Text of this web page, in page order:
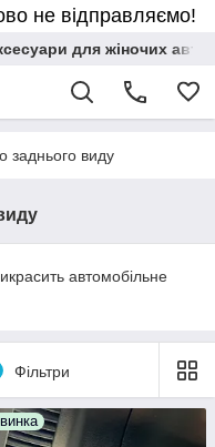
не відправляємо!
для жіночих
заднього виду
автомобільне
Фільтри